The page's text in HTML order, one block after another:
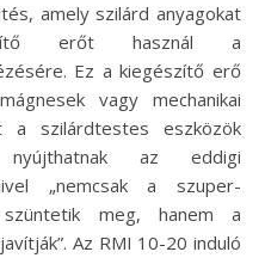
amely szilárd anyagokat
erőt használ a
Ez a kiegészítő erő
vagy mechanikai
a szilárdtestes eszközök
nyújthatnak az eddigi
„nemcsak a szuper-
szüntetik meg, hanem a
Az RMI 10-20 induló